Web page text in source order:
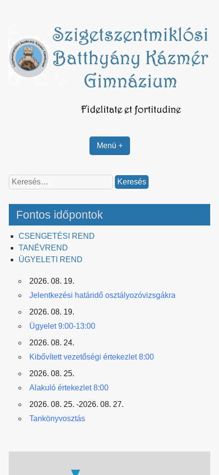
Menü +
Keresés:
Fontos időpontok
CSENGETÉSI REND
TANÉVREND
ÜGYELETI REND
2026. 08. 19.
Jelentkezési határidő osztályozóvizsgákra
2026. 08. 19.
Ügyelet 9:00-13:00
2026. 08. 24.
Kibővített vezetőségi értekezlet 8:00
2026. 08. 25.
Alakuló értekezlet 8:00
2026. 08. 25. -2026. 08. 27.
Tankönyvosztás